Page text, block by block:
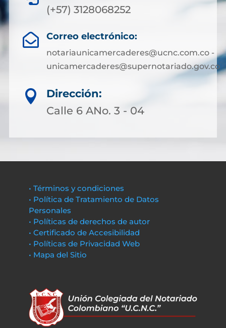
(+57) 3128068252
 Correo electrónico:
notariaunicamercaderes@ucnc.com.co -
unicamercaderes@supernotariado.gov.co

Dirección:
Calle 6 ANo. 3 - 04
• Términos y condiciones
• Política de Tratamiento de Datos
Personales
• Políticas de derechos de autor
• Certificado de Accesibilidad
• Políticas de Privacidad Web
• Mapa del Sitio